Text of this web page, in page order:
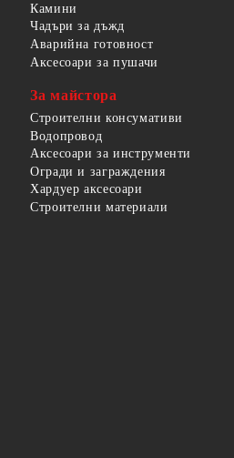
Камини
Чадъри за дъжд
Аварийна готовност
Аксесоари за пушачи
За майстора
Строителни консумативи
Водопровод
Аксесоари за инструменти
Огради и заграждения
Хардуер аксесоари
Строителни материали